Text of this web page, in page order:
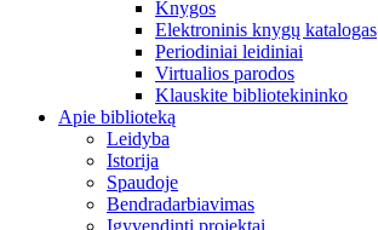
Knygos
Elektroninis knygų katalogas
Periodiniai leidiniai
Virtualios parodos
Klauskite bibliotekininko
Apie biblioteką
Leidyba
Istorija
Spaudoje
Bendradarbiavimas